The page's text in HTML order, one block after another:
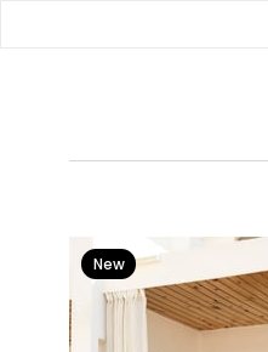
New
Item